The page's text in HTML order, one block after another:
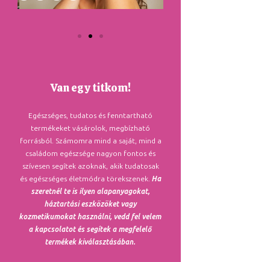
Van egy titkom!
Egészséges, tudatos és fenntartható
termékeket vásárolok, megbízható
forrásból. Számomra mind a saját, mind a
családom egészsége nagyon fontos és
szívesen segítek azoknak, akik tudatosak
és egészséges életmódra törekszenek. Ha
szeretnél te is ilyen alapanyagokat,
háztartási eszközöket vagy
kozmetikumokat használni, vedd fel velem
a kapcsolatot és segítek a megfelelő
termékek kiválasztásában.